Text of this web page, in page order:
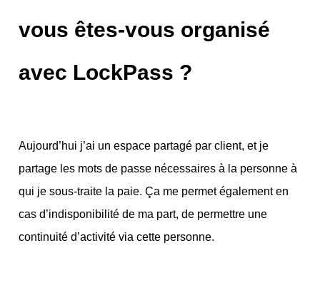
vous êtes-vous organisé
avec LockPass ?
Aujourd’hui j’ai un espace partagé par client, et je
partage les mots de passe nécessaires à la personne à
qui je sous-traite la paie.Ça me permet également en
cas d’indisponibilité de ma part, de permettre une
continuité d’activité via cette personne.